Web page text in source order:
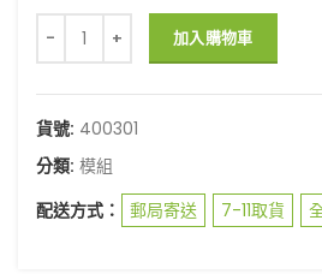
16mm霧化片 微孔超聲波加濕器換
加入購物車
貨號: 400301
分類: 模組
配送方式：
郵局寄送 7-11取貨